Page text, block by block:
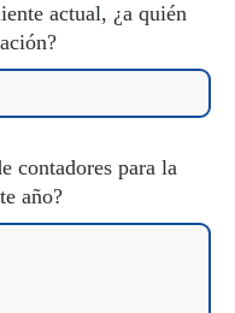
actual, ¿a quién
contadores para la
año?